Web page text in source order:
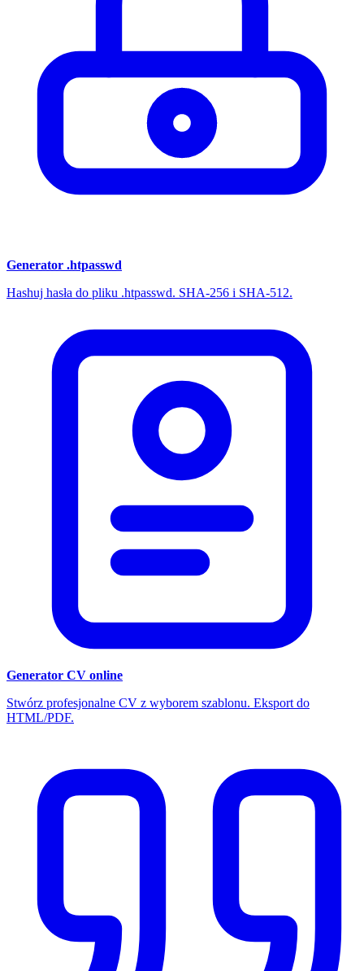
Generator .htpasswd
Hashuj hasła do pliku .htpasswd. SHA-256 i SHA-512.
Generator CV online
Stwórz profesjonalne CV z wyborem szablonu. Eksport do
HTML/PDF.